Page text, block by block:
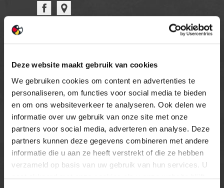
Deze website maakt gebruik van cookies
We gebruiken cookies om content en advertenties te
personaliseren, om functies voor social media te bieden
en om ons websiteverkeer te analyseren. Ook delen we
informatie over uw gebruik van onze site met onze
partners voor social media, adverteren en analyse. Deze
partners kunnen deze gegevens combineren met andere
informatie die u aan ze heeft verstrekt of die ze hebben
verzameld op basis van uw gebruik van hun services. U
gaat akkoord met onze cookies als u onze website blijft
MAANDAG T/M VRIJDAG
08.00 TOT 17.00 UUR
ZATERDAG (enkel showroom)
09.00 TOT 12.00 UUR
ZONDAG
GESLOTEN
INFORMATIE
Privacy verklaring